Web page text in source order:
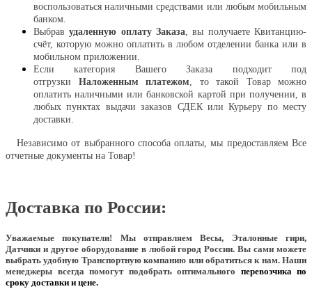
воспользоваться наличными средствами или любым мобильным
банком.
Выбравудаленную оплату Заказа , вы получаете Квитанцию-
счёт, которую можно оплатить в любом отделении банка или в
мобильном приложении.
Если категория Вашего Заказа подходит под
отгрузки Наложенным платежом , то такой Товар можно
оплатить наличными или банковской картой при получении, в
любых пунктах выдачи заказов СДЕК или Курьеру по месту
доставки.
Независимо от выбранного способа оплаты, мы предоставляем Все
отчетные документы на Товар!
Доставка по России:
Уважаемые покупатели! Мы отправляем Весы, Эталонные гири,
Датчики и другое оборудование в любой город России. Вы сами можете
выбрать удобную Транспортную компанию или обратиться к нам. Наши
менеджеры всегда помогут подобрать оптимального перевозчика по
сроку доставки и цене.